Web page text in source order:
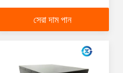
সেরা দাম পান